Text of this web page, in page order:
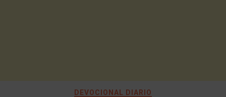
DEVOCIONAL DIARIO